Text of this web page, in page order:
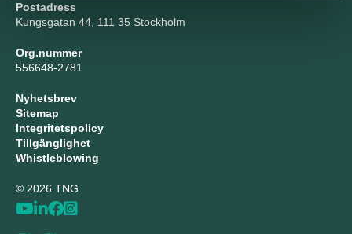
Postadress
Kungsgatan 44, 111 35 Stockholm
Org.nummer
556648-2781
Nyhetsbrev
Sitemap
Integritetspolicy
Tillgänglighet
Whistleblowing
© 2026 TNG